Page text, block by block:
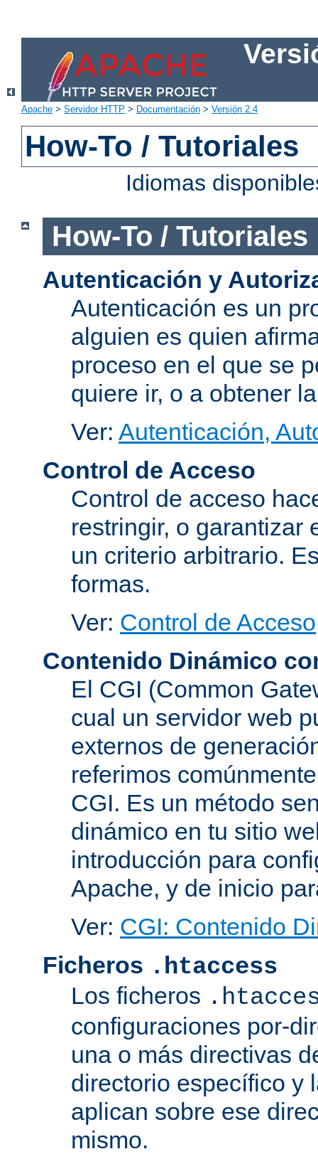
Apache > Servidor HTTP > Documentación > Versión 2.4
How-To / Tutoriales
Idiomas
How-To / Tutoriales
Autenticación y
Autenticación es un
alguien es quien
proceso en el que se
quiere ir, o a obtener
Ver: Autenticación,
Control de Acceso
Control de acceso
restringir, o garantizar
un criterio arbitrario.
formas.
Ver: Control de Acceso
Contenido Dinámico
El CGI (Common
cual un servidor web
externos de
referimos
CGI. Es un método
dinámico en tu sitio
introducción para
Apache, y de inicio
Ver: CGI: Contenido
Ficheros .htaccess
Los ficheros
configuraciones por-
una o más directivas
directorio específico y
aplican sobre ese
mismo.